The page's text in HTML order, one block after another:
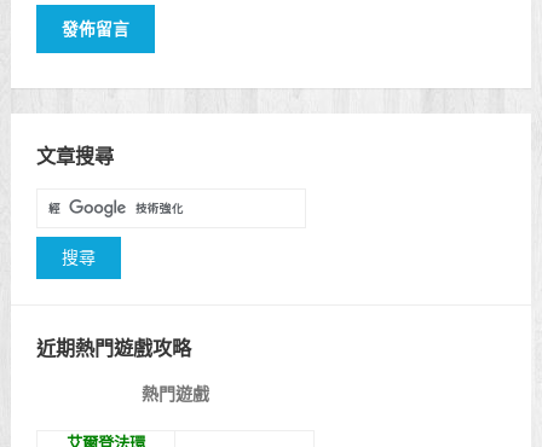
文章搜尋
近期熱門遊戲攻略
熱門遊戲